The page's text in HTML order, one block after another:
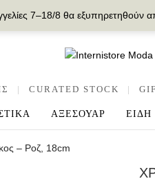
7–18/8 θα εξυπηρετηθούν
| CURATED STOCK |
ΑΞΕΣΟΥΑΡ
– Ροζ, 18cm